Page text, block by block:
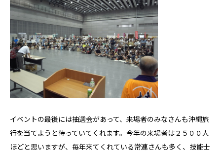
イベントの最後には抽選会があって、来場者のみなさんも沖縄旅
行を当てようと待っていてくれます。今年の来場者は２５００人
ほどと思いますが、毎年来てくれている常連さんも多く、技能士